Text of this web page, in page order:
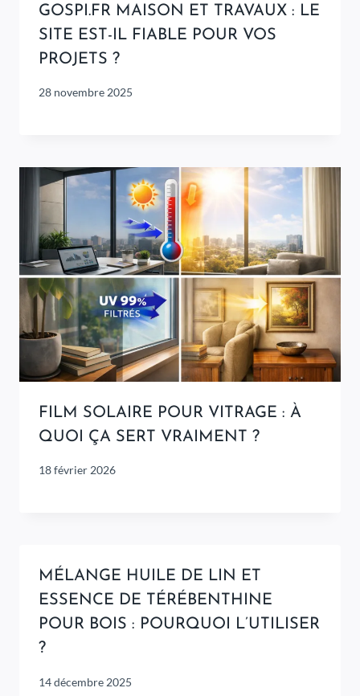
GOSPI.FR MAISON ET TRAVAUX : LE
SITE EST-IL FIABLE POUR VOS
PROJETS ?
28 novembre 2025
FILM SOLAIRE POUR VITRAGE : À
QUOI ÇA SERT VRAIMENT ?
18 février 2026
MÉLANGE HUILE DE LIN ET
ESSENCE DE TÉRÉBENTHINE
POUR BOIS : POURQUOI L’UTILISER
?
14 décembre 2025